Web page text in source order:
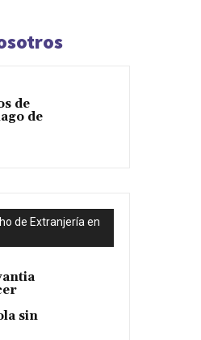
de
de
de Extranjería en
sin